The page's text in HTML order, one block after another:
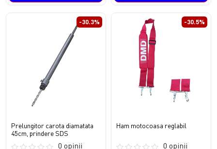
-30.3%
Prelungitor carota diamatata
45cm, prindere SDS
0 opinii
-30.5%
Ham motocoasa reglabil
0 opinii